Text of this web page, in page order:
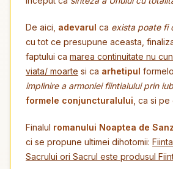
De aici, adevarul ca exista poate fi
cu tot ce presupune aceasta,
faptului ca marea continuitate nu
viata/ moarte si ca arhetipul
implinire a armoniei fiintialului prin
formele conjuncturalului , ca si
Finalul romanului Noaptea de
ci se propune ultimei dihotomii:
Sacrului ori Sacrul este produsul